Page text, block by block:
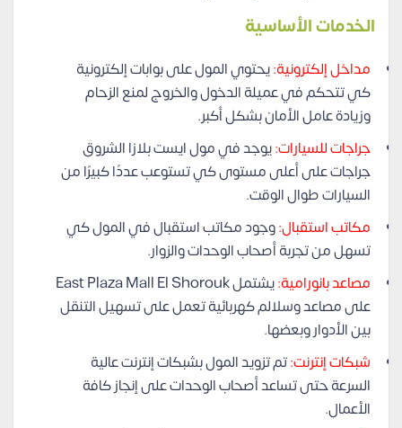
الخدمات الأساسية
مداخل إلكترونية:يحتوي المول على بوابات إلكترونية
كي تتحكم في عميلة الدخول والخروج لمنع الزحام
وزيادة عامل الأمان بشكل أكبر.
جراجات للسيارات:يوجد في مول ايست بلازا الشروق
جراجات على أعلى مستوى كي تستوعب عددًا كبيرًا من
السيارات طوال الوقت.
مكاتب استقبال:وجود مكاتب استقبال في المول كي
تسهل من تجربة أصحاب الوحدات والزوار.
مصاعد بانورامية:
يشتمل East Plaza Mall El Shorouk
على مصاعد وسلالم كهربائية تعمل على تسهيل التنقل
بين الأدوار وبعضها.
شبكات إنترنت:تم تزويد المول بشبكات إنترنت عالية
السرعة حتى تساعد أصحاب الوحدات على إنجاز كافة
الأعمال.